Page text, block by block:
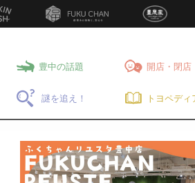
豊中の話題 開店・閉店
謎を追え！ トヨペディ